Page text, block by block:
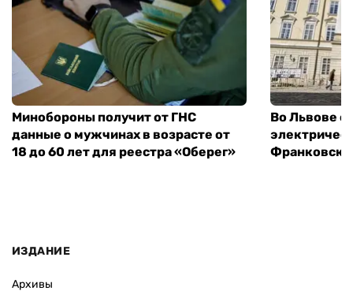
Минобороны получит от ГНС
данные о мужчинах в возрасте от
18 до 60 лет для реестра «Оберег»
Во Львове
ИЗДАНИЕ
Архивы